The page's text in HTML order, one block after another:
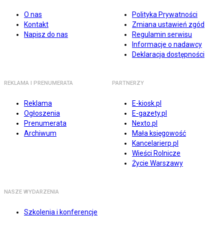
O nas
Kontakt
Napisz do nas
Polityka Prywatności
Zmiana ustawień zgód
Regulamin serwisu
Informacje o nadawcy
Deklaracja dostępności
REKLAMA I PRENUMERATA
Reklama
Ogłoszenia
Prenumerata
Archiwum
PARTNERZY
E-kiosk.pl
E-gazety.pl
Nexto.pl
Mała księgowość
Kancelarierp.pl
Wieści Rolnicze
Życie Warszawy
NASZE WYDARZENIA
Szkolenia i konferencje